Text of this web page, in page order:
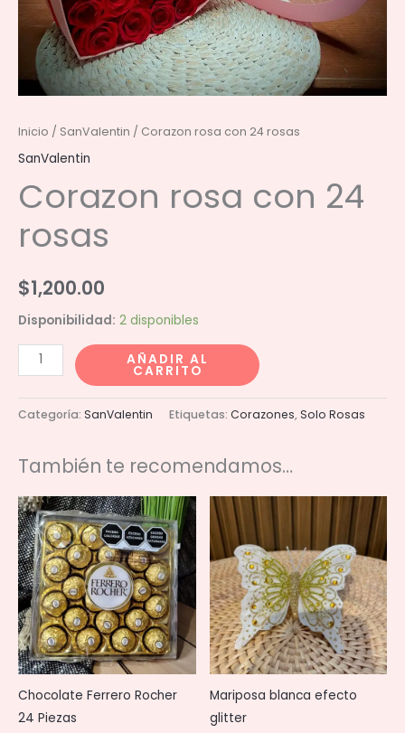
Inicio / SanValentin / Corazon rosa con 24 rosas
SanValentin
Corazon rosa con 24
rosas
$1,200.00
Disponibilidad: 2 disponibles
Corazon
rosa
con
24
cantidad
AÑADIR AL
CARRITO
Categoría: SanValentin Etiquetas: Corazones,Solo Rosas
También te recomendamos…
Chocolate Ferrero Rocher
24 Piezas
Mariposa blanca efecto
glitter